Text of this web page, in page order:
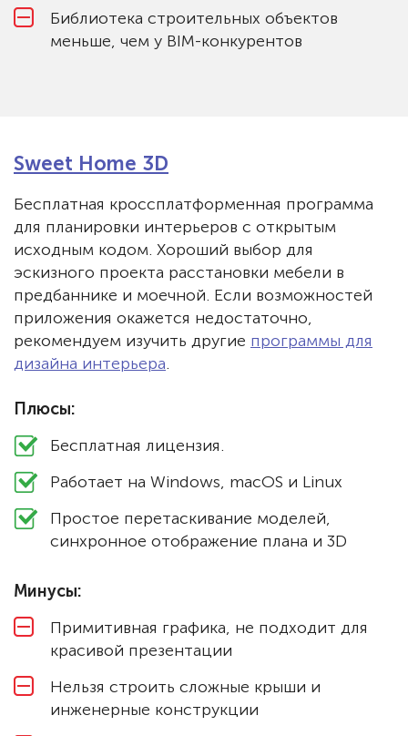
Библиотека строительных объектов
меньше, чем у BIM-конкурентов
Sweet Home 3D
Бесплатная кроссплатформенная программа
для планировки интерьеров с открытым
исходным кодом. Хороший выбор для
эскизного проекта расстановки мебели в
предбаннике и моечной. Если возможностей
приложения окажется недостаточно,
рекомендуем изучить другие программы для
дизайна интерьера.
Плюсы:
Бесплатная лицензия.
Работает на Windows, macOS и Linux
Простое перетаскивание моделей,
синхронное отображение плана и 3D
Минусы:
Примитивная графика, не подходит для
красивой презентации
Нельзя строить сложные крыши и
инженерные конструкции